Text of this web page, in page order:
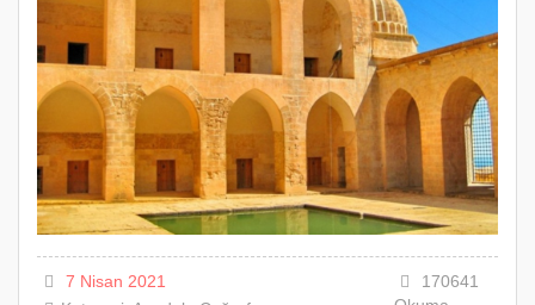
7 Nisan 2021
170641